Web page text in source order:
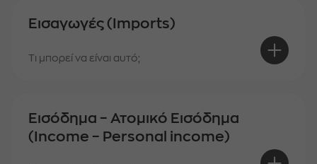
Εισαγωγές (Imports)
Τι μπορεί να είναι αυτό;
Εισόδημα – Ατομικό Εισόδημα
(Income – Personal income)